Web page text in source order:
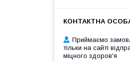
Приймаємо
тільки на сайті
міцного здоров'я